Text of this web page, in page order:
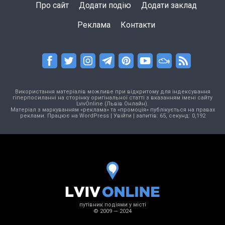
Про сайт Додати подію Додати заклад
Реклама Контакти
Використання матеріалів можливе при відкритому для індексування
гіперпосиланні на сторінку оригінальної статті з вказанням імені сайту
LvivOnline (Львів Онлайн).
Матеріал з маркуванням «реклама» та «промоція» публікується на правах
реклами. Працює на WordPress| Увійти | запитів: 65, секунд: 0,192
путівник подіями у місті
© 2009 — 2024